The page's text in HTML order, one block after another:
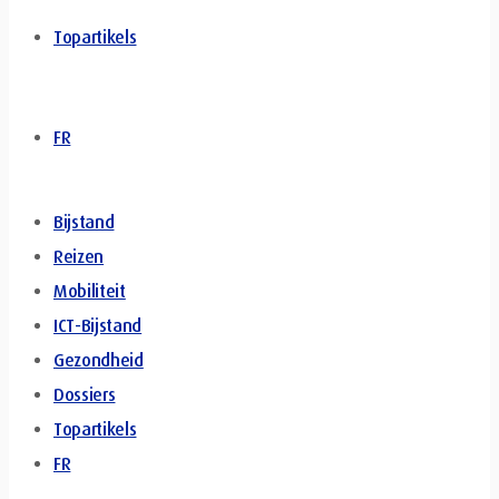
Topartikels
FR
Bijstand
Reizen
Mobiliteit
ICT-Bijstand
Gezondheid
Dossiers
Topartikels
FR